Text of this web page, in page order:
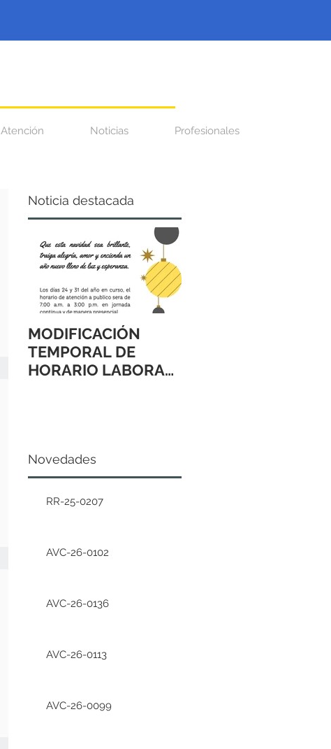
Atención Noticias Profesionales
Noticia destacada
MODIFICACIÓN
TEMPORAL DE
HORARIO LABORAL
Novedades
RR-25-0207
AVC-26-0102
AVC-26-0136
AVC-26-0113
AVC-26-0099